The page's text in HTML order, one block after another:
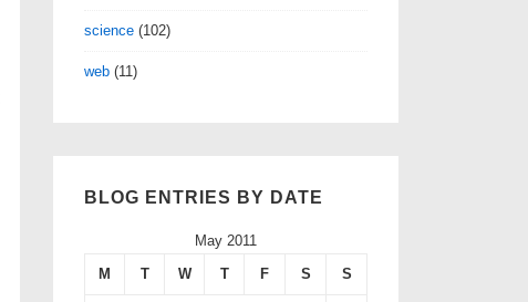
science (102)
web (11)
BLOG ENTRIES BY DATE
May 2011
M
T W T F S S